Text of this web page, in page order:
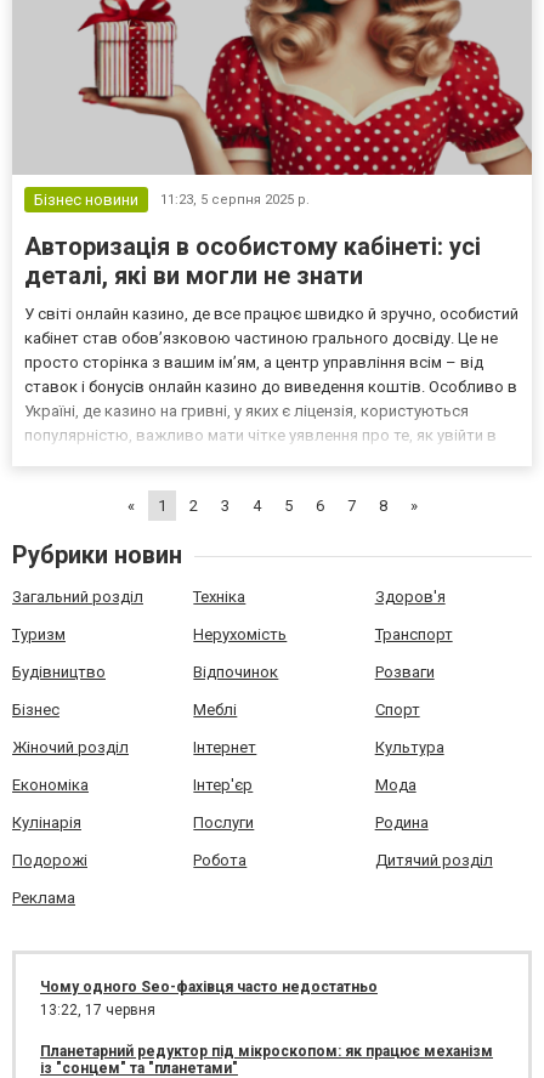
Бізнес новини 11:23, 5 серпня 2025 р.
Авторизація в особистому кабінеті: усі
деталі, які ви могли не знати
У світі онлайн казино, де все працює швидко й зручно, особистий
кабінет став обов’язковою частиною грального досвіду. Це не
просто сторінка з вашим ім’ям, а центр управління всім – від
ставок і бонусів онлайн казино до виведення коштів. Особливо в
Україні, де казино на гривні, у яких є ліцензія, користуються
популярністю, важливо мати чітке уявлення про те, як увійти в
«
1 2 3 4 5 6 7 8 »
Рубрики новин
Загальний розділ Техніка Здоров'я
Туризм Нерухомість Транспорт
Будівництво Відпочинок Розваги
Бізнес Меблі Спорт
Жіночий розділ Інтернет Культура
Економіка Інтер'єр Мода
Кулінарія Послуги Родина
Подорожі Робота Дитячий розділ
Реклама
Чому одного Seo-фахівця часто недостатньо
13:22, 17 червня
Планетарний редуктор під мікроскопом: як працює механізм
із "сонцем" та "планетами"